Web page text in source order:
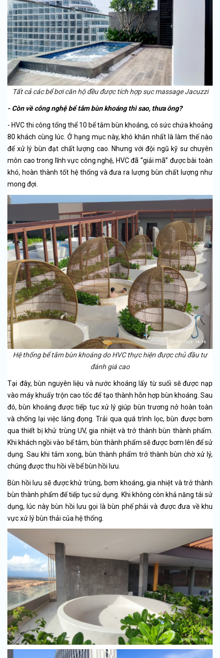
Tất cả các bể bơi căn hộ đều được tích hợp sục massage Jacuzzi
- Còn về công nghệ bể tắm bùn khoáng thì sao, thưa ông?
- HVC thi công tổng thể 10 bể tắm bùn khoáng, có sức chứa khoảng
80 khách cùng lúc. Ở hạng mục này, khó khăn nhất là làm thế nào
để xử lý bùn đạt chất lượng cao. Nhưng với đội ngũ kỹ sư chuyên
môn cao trong lĩnh vực công nghệ, HVC đã “giải mã” được bài toàn
khó, hoàn thành tốt hệ thống và đưa ra lượng bùn chất lượng như
mong đợi.
Hệ thống bể tắm bùn khoáng do HVC thực hiện được chủ đầu tư
đánh giá cao
Tại đây, bùn nguyên liệu và nước khoáng lấy từ suối sẽ được nạp
vào máy khuấy trộn cao tốc để tạo thành hỗn hợp bùn khoáng. Sau
đó, bùn khoáng được tiếp tục xử lý giúp bùn trương nở hoàn toàn
và chống lại việc lắng đọng. Trải qua quá trình lọc, bùn được bơm
qua thiết bị khử trùng UV, gia nhiệt và trở thành bùn thành phẩm.
Khi khách ngồi vào bể tắm, bùn thành phẩm sẽ được bơm lên để sử
dụng. Sau khi tắm xong, bùn thành phẩm trở thành bùn chờ xử lý,
chúng được thu hồi về bể bùn hồi lưu.
Bùn hồi lưu sẽ được khử trùng, bơm khoáng, gia nhiệt và trở thành
bùn thành phẩm để tiếp tục sử dụng. Khi không còn khả năng tái sử
dụng, lúc này bùn hồi lưu gọi là bùn phế phải và được đưa về khu
vực xử lý bùn thải của hệ thống.